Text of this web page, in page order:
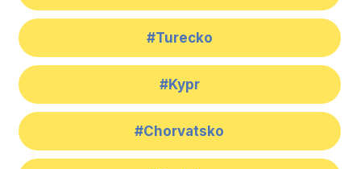
#Turecko
#Kypr
#Chorvatsko